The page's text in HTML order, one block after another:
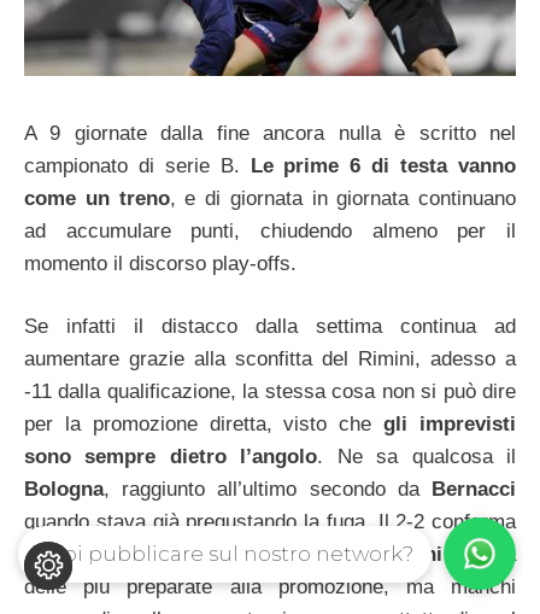
A 9 giornate dalla fine ancora nulla è scritto nel
campionato di serie B. Le prime 6 di testa vanno
come un treno, e di giornata in giornata continuano
ad accumulare punti, chiudendo almeno per il
momento il discorso play-offs.
Se infatti il distacco dalla settima continua ad
aumentare grazie alla sconfitta del Rimini, adesso a
-11 dalla qualificazione, la stessa cosa non si può dire
per la promozione diretta, visto chegli imprevisti
sono sempre dietro l’angolo. Ne sa qualcosa il
Bologna, raggiunto all’ultimo secondo da
Bernacci
quando stava già pregustando la fuga. Il 2-2 conferma
ancora una volta come la squadra diArrigoni
sia una
delle più preparate alla promozione, ma manchi
Vuoi pubblicare sul nostro network?